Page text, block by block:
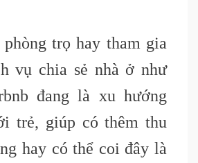
trọ hay tham gia
vụ chia sẻ nhà ở như
đang là xu hướng
trẻ, giúp có thêm thu
hay có thể coi đây là